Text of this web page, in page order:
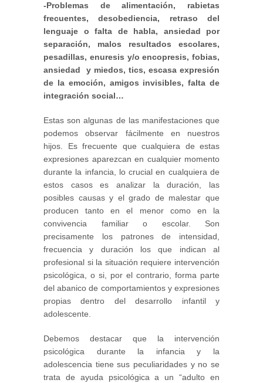
-Problemas de alimentación, rabietas
frecuentes, desobediencia, retraso del
lenguaje o falta de habla, ansiedad por
separación, malos resultados escolares,
pesadillas, enuresis y/o encopresis, fobias,
ansiedad y miedos, tics, escasa expresión
de la emoción, amigos invisibles, falta de
integración social…
Estas son algunas de las manifestaciones que
podemos observar fácilmente en nuestros
hijos. Es frecuente que cualquiera de estas
expresiones aparezcan en cualquier momento
durante la infancia, lo crucial en cualquiera de
estos casos es analizar la duración, las
posibles causas y el grado de malestar que
producen tanto en el menor como en la
convivencia familiar o escolar. Son
precisamente los patrones de intensidad,
frecuencia y duración los que indican al
profesional si la situación requiere intervención
psicológica, o si, por el contrario, forma parte
del abanico de comportamientos y expresiones
propias dentro del desarrollo infantil y
adolescente.
Debemos destacar que la intervención
psicológica durante la infancia y la
adolescencia tiene sus peculiaridades y no se
trata de ayuda psicológica a un “adulto en